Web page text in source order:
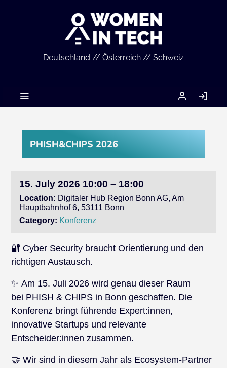
Deutschland // Österreich // Schweiz
MEIN
ACCOUNT
IN
PHISH&CHIPS 2026
15. July 2026 10:00 – 18:00
Location: Digitaler Hub Region Bonn AG, Am
Hauptbahnhof 6, 53111 Bonn
Category: Konferenz
🔐 Cyber Security braucht Orientierung und den
richtigen Austausch.
✨ Am 15. Juli 2026 wird genau dieser Raum
bei PHISH & CHIPS in Bonn geschaffen. Die
Konferenz bringt führende Expert:innen,
innovative Startups und relevante
Entscheider:innen zusammen.
🤝 Wir sind in diesem Jahr als Ecosystem-Partner